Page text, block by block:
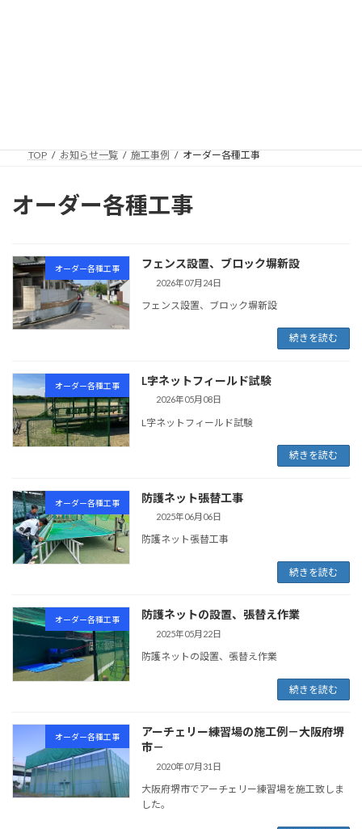
プ
動
TOP お知らせ一覧 施工事例 オーダー各種工事
オーダー各種工事
オーダー各種工事 フェンス設置、ブロック塀新設
2026年07月24日
フェンス設置、ブロック塀新設
続きを読む
オーダー各種工事 L字ネットフィールド試験
2026年05月08日
L字ネットフィールド試験
続きを読む
オーダー各種工事 防護ネット張替工事
2025年06月06日
防護ネット張替工事
続きを読む
オーダー各種工事 防護ネットの設置、張替え作業
2025年05月22日
防護ネットの設置、張替え作業
続きを読む
オーダー各種工事
アーチェリー練習場の施工例－大阪府堺
市－
2020年07月31日
大阪府堺市でアーチェリー練習場を施工致しま
した。